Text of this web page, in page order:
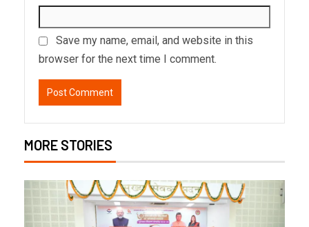
Save my name, email, and website in this
browser for the next time I comment.
MORE STORIES